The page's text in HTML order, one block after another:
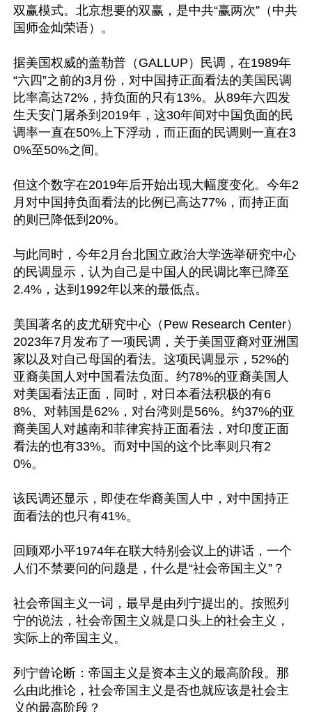
双赢模式。北京想要的双赢，是中共“赢两次”（中共
国师金灿荣语）。
据美国权威的盖勒普（GALLUP）民调，在1989年
“六四”之前的3月份，对中国持正面看法的美国民调
比率高达72%，持负面的只有13%。从89年六四发
生天安门屠杀到2019年，这30年间对中国负面的民
调率一直在50%上下浮动，而正面的民调则一直在3
0%至50%之间。
但这个数字在2019年后开始出现大幅度变化。今年2
月对中国持负面看法的比例已高达77%，而持正面
的则已降低到20%。
与此同时，今年2月台北国立政治大学选举研究中心
的民调显示，认为自己是中国人的民调比率已降至
2.4%，达到1992年以来的最低点。
美国著名的皮尤研究中心（Pew Research Center）
2023年7月发布了一项民调，关于美国亚裔对亚洲国
家以及对自己母国的看法。这项民调显示，52%的
亚裔美国人对中国看法负面。约78%的亚裔美国人
对美国看法正面，同时，对日本看法积极的有6
8%、对韩国是62%，对台湾则是56%。约37%的亚
裔美国人对越南和菲律宾持正面看法，对印度正面
看法的也有33%。而对中国的这个比率则只有2
0%。
该民调还显示，即使在华裔美国人中，对中国持正
面看法的也只有41%。
回顾邓小平1974年在联大特别会议上的讲话，一个
人们不禁要问的问题是，什么是“社会帝国主义”？
社会帝国主义一词，最早是由列宁提出的。按照列
宁的说法，社会帝国主义就是口头上的社会主义，
实际上的帝国主义。
列宁曾论断：帝国主义是资本主义的最高阶段。那
么由此推论，社会帝国主义是否也就应该是社会主
义的最高阶段？